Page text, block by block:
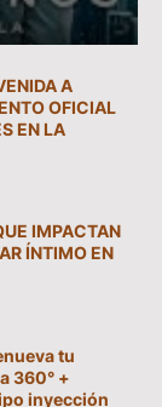
A
OFICIAL
EN LA
IMPACTAN
ÍNTIMO EN
tu
360° +
inyección